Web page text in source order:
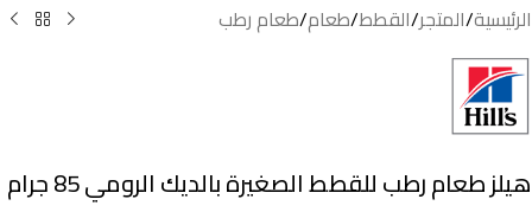
الرئيسية/المتجر/القطط/طعام/طعام رطب
هيلز طعام رطب للقطط الصغيرة بالديك الرومي 85 جرام